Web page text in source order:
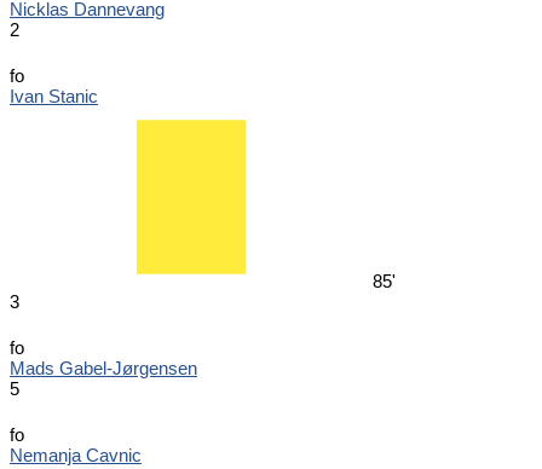
Nicklas Dannevang
2
fo
Ivan Stanic
85'
3
fo
Mads Gabel-Jørgensen
5
fo
Nemanja Cavnic